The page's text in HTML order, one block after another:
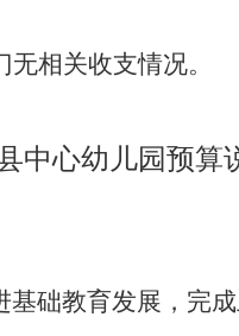
相关收支情况。
中心幼儿园预算
础教育发展，完成